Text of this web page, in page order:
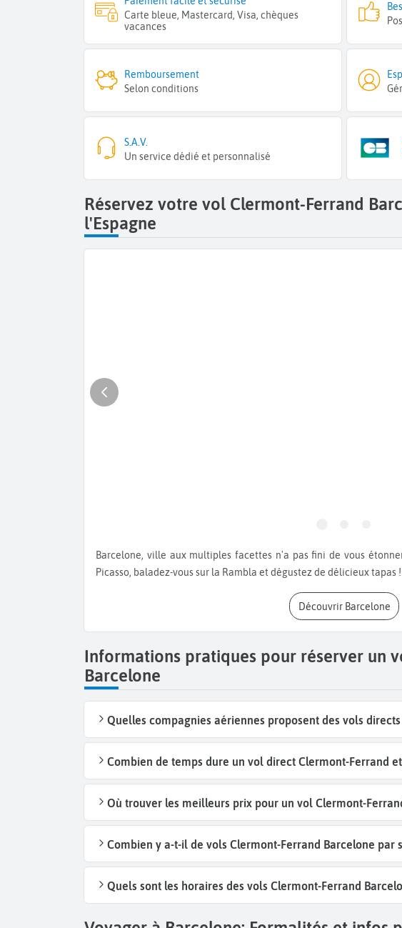
Carte bleue, Mastercard, Visa, chèques
vacances
Remboursement
Selon conditions
S.A.V.
Un service dédié et personnalisé
Réservez votre vol Clermont-Ferrand
l'Espagne
Barcelone, ville aux multiples facettes n'a pas fini de vous étonner. Visitez la Sagrada Famiglia et le Musée
Picasso, baladez-vous sur la Rambla et dégustez de délicieux tapas !
Découvrir Barcelone
Informations pratiques pour réserver un
Barcelone
Quelles compagnies aériennes proposent des vols
Combien de temps dure un vol direct Clermont-Ferrand
Où trouver les meilleurs prix pour un vol Clermont-
Combien y a-t-il de vols Clermont-Ferrand Barcelone par
Quels sont les horaires des vols Clermont-Ferrand